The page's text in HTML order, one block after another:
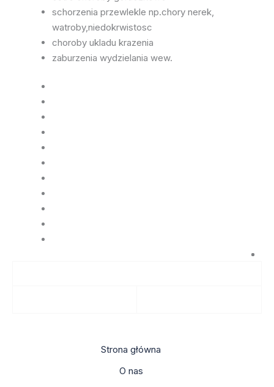
schorzenia przewlekle np.chory nerek,
watroby,niedokrwistosc
choroby ukladu krazenia
zaburzenia wydzielania wew.
Strona główna
O nas